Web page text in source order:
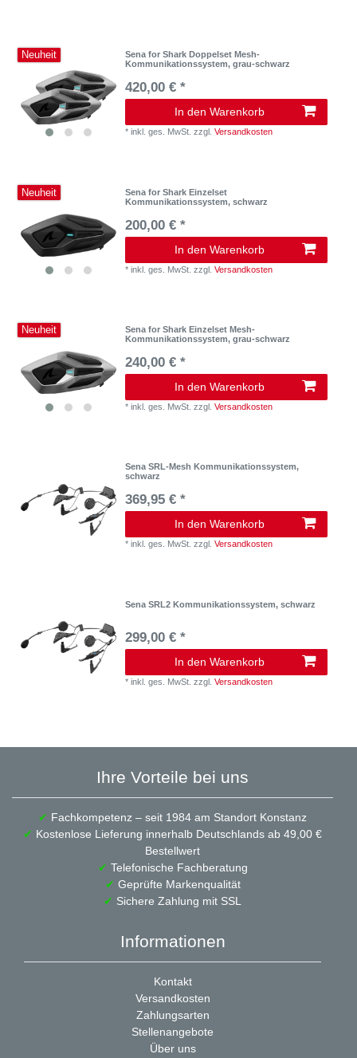
Neuheit
Sena for Shark Doppelset Mesh-
Kommunikationssystem, grau-schwarz
420,00 € *
In den Warenkorb
*inkl. ges. MwSt. zzgl.Versandkosten
Neuheit
Sena for Shark Einzelset
Kommunikationssystem, schwarz
200,00 € *
In den Warenkorb
*inkl. ges. MwSt. zzgl.Versandkosten
Neuheit
Sena for Shark Einzelset Mesh-
Kommunikationssystem, grau-schwarz
240,00 € *
In den Warenkorb
*inkl. ges. MwSt. zzgl.Versandkosten
Sena SRL-Mesh Kommunikationssystem,
schwarz
369,95 € *
In den Warenkorb
*inkl. ges. MwSt. zzgl.Versandkosten
Sena SRL2 Kommunikationssystem, schwarz
299,00 € *
In den Warenkorb
*inkl. ges. MwSt. zzgl.Versandkosten
Ihre Vorteile bei uns
✔ Fachkompetenz – seit 1984 am Standort Konstanz
✔ Kostenlose Lieferung innerhalb Deutschlands ab 49,00 €
Bestellwert
✔ Telefonische Fachberatung
✔ Geprüfte Markenqualität
✔ Sichere Zahlung mit SSL
Informationen
Kontakt
Versandkosten
Zahlungsarten
Stellenangebote
Über uns